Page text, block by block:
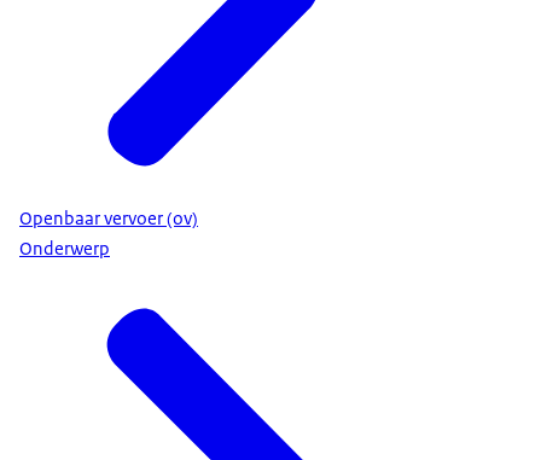
Openbaar vervoer (ov)
Onderwerp